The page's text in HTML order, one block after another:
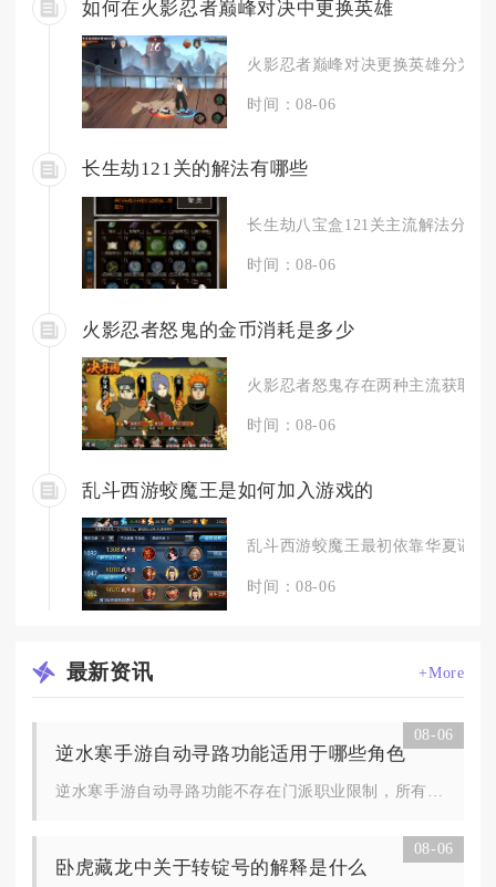
如何在火影忍者巅峰对决中更换英雄
火影忍者巅峰对决更换英雄分为
时间：08-06
长生劫121关的解法有哪些
长生劫八宝盒121关主流解法分为
时间：08-06
火影忍者怒鬼的金币消耗是多少
火影忍者怒鬼存在两种主流获取
时间：08-06
乱斗西游蛟魔王是如何加入游戏的
乱斗西游蛟魔王最初依靠华夏谣
时间：08-06
最新资讯 +More
08-06
逆水寒手游自动寻路功能适用于哪些角色
08-06
卧虎藏龙中关于转锭号的解释是什么